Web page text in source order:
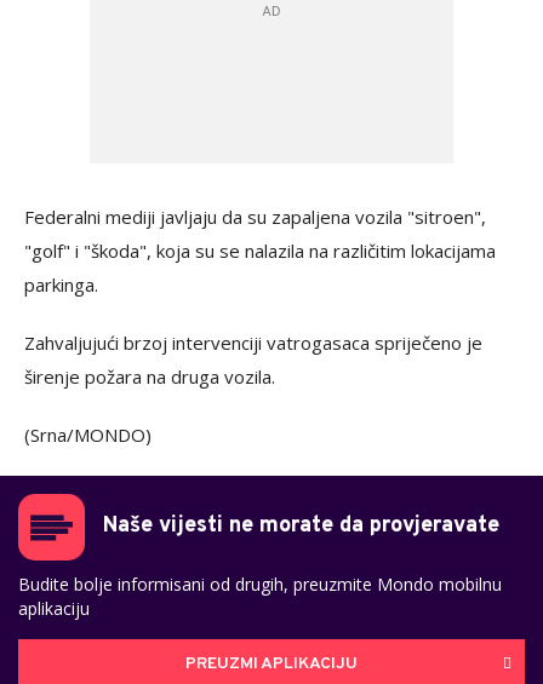
Federalni mediji javljaju da su zapaljena vozila "sitroen",
"golf" i "škoda", koja su se nalazila na različitim lokacijama
parkinga.
Zahvaljujući brzoj intervenciji vatrogasaca spriječeno je
širenje požara na druga vozila.
(Srna/MONDO)
Naše vijesti ne morate da provjeravate
Budite bolje informisani od drugih, preuzmite Mondo mobilnu
aplikaciju
PREUZMI APLIKACIJU